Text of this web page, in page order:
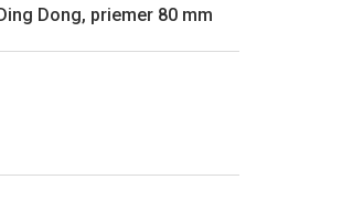
Dong, priemer 80 mm